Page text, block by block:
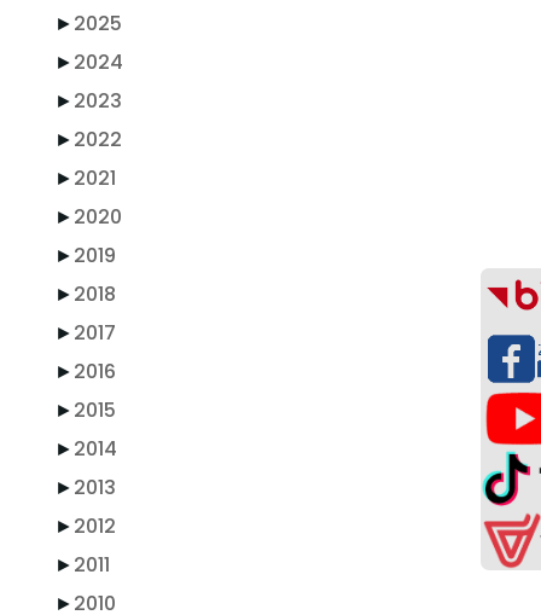
►2025
►2024
►2023
►2022
►2021
►2020
►2019
►2018
►2017
►2016
►2015
►2014
►2013
►2012
►2011
►2010